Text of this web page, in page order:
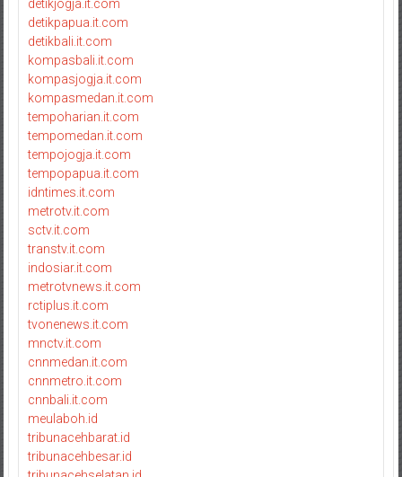
detikjogja.it.com
detikpapua.it.com
detikbali.it.com
kompasbali.it.com
kompasjogja.it.com
kompasmedan.it.com
tempoharian.it.com
tempomedan.it.com
tempojogja.it.com
tempopapua.it.com
idntimes.it.com
metrotv.it.com
sctv.it.com
transtv.it.com
indosiar.it.com
metrotvnews.it.com
rctiplus.it.com
tvonenews.it.com
mnctv.it.com
cnnmedan.it.com
cnnmetro.it.com
cnnbali.it.com
meulaboh.id
tribunacehbarat.id
tribunacehbesar.id